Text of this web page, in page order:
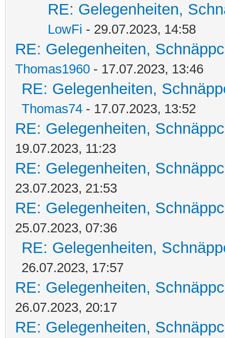
RE: Gelegenheiten,
LowFi - 29.07.2023, 14:58
RE: Gelegenheiten,
Thomas1960 - 17.07.2023, 13:46
RE: Gelegenheiten,
Thomas74 - 17.07.2023, 13:52
RE: Gelegenheiten,
19.07.2023, 11:23
RE: Gelegenheiten,
23.07.2023, 21:53
RE: Gelegenheiten,
25.07.2023, 07:36
RE: Gelegenheiten,
26.07.2023, 17:57
RE: Gelegenheiten,
26.07.2023, 20:17
RE: Gelegenheiten,